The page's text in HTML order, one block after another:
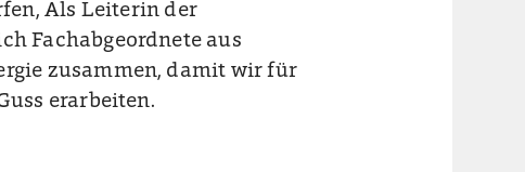
Als Leiterin der
Fachabgeordnete aus
zusammen, damit wir für
erarbeiten.